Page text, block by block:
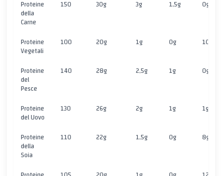
Proteine
della
Carne
150 30g 3g 1,5g 0g
Proteine
Vegetali
100 20g 1g 0g 10g
Proteine
del
Pesce
140 28g 2,5g 1g 0g
Proteine
del Uovo
130 26g 2g 1g 1g
Proteine
della
Soia
110 22g 1,5g 0g 8g